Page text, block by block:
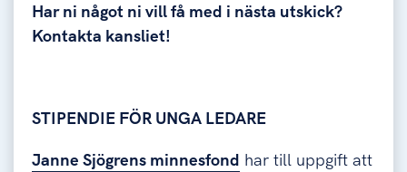
Har ni något ni vill få med i nästa utskick?
Kontakta kansliet!
STIPENDIE FÖR UNGA LEDARE
Janne Sjögrens minnesfond har till uppgift att